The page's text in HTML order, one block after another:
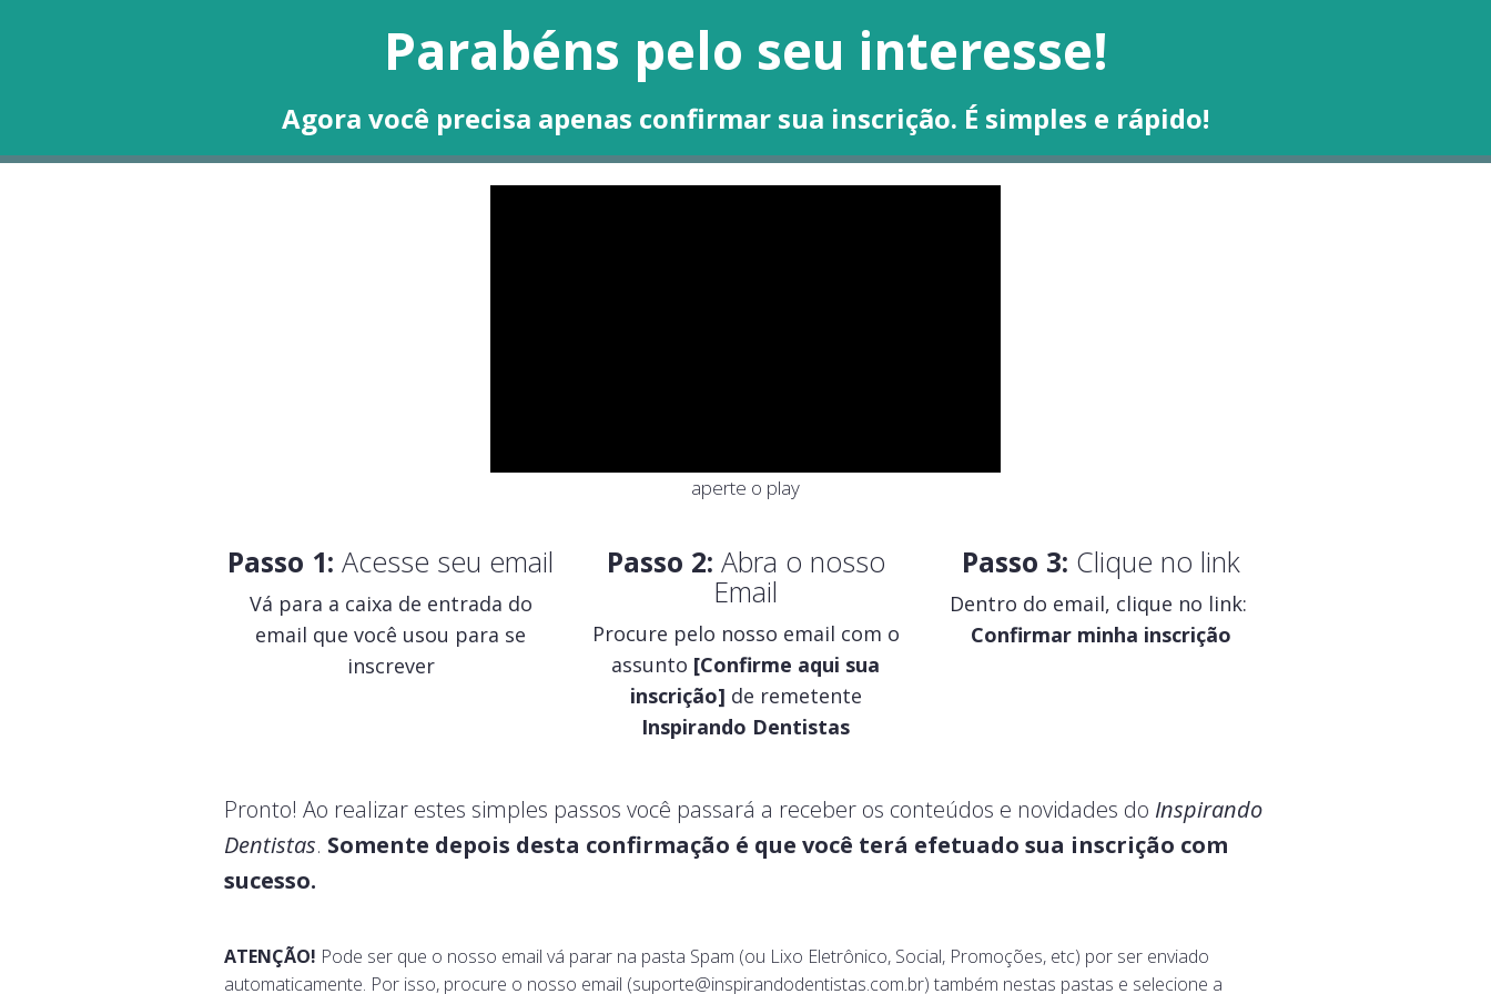
Parabéns pelo seu interesse!
Agora você precisa apenas confirmar sua inscrição. É simples e rápido!
aperte o play
Passo 1: Acesse seu email
Vá para a caixa de entrada do
email que você usou para se
inscrever
Passo 2: Abra o nosso
Email
Procure pelo nosso email com o
assunto [Confirme aqui sua
inscrição] de remetente
Inspirando Dentistas
Passo 3: Clique no link
Dentro do email, clique no link:
Confirmar minha inscrição
Pronto! Ao realizar estes simples passos você passará a receber os conteúdos e novidades do Inspirando
Dentistas. Somente depois desta confirmação é que você terá efetuado sua inscrição com
sucesso.
ATENÇÃO! Pode ser que o nosso email vá parar na pasta Spam (ou Lixo Eletrônico, Social, Promoções, etc) por ser enviado
automaticamente. Por isso, procure o nosso email (suporte@inspirandodentistas.com.br) também nestas pastas e selecione a